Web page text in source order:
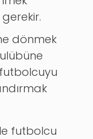
dönmek
futbolcu